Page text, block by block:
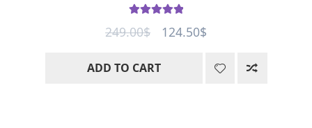
of 5
249.00$
Original
was:
124.50$Current
is:
ADD TO CART